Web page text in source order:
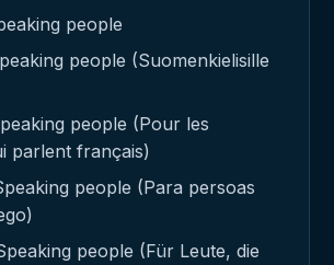
people
people (Suomenkielisille
people (Pour les
parlent français)
people (Para persoas
people (Für Leute, die